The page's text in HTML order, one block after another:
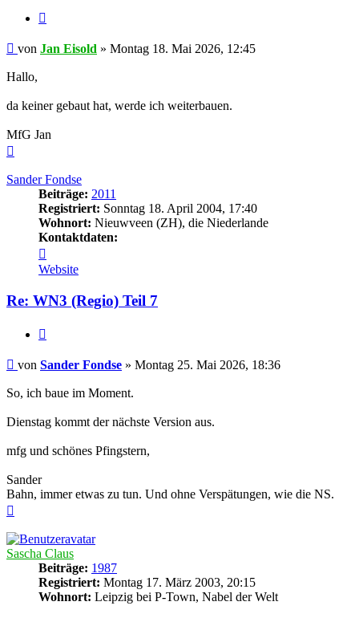
Beitrag
von Jan Eisold » Montag 18. Mai 2026, 12:45
Hallo,
da keiner gebaut hat, werde ich weiterbauen.
MfG Jan
Sander Fondse
Beiträge: 2011
Registriert: Sonntag 18. April 2004, 17:40
Wohnort: Nieuwveen (ZH), die Niederlande
Kontaktdaten:
von
Sander
Fondse
Website
Re: WN3 (Regio) Teil 7
Beitrag
von Sander Fondse » Montag 25. Mai 2026, 18:36
So, ich baue im Moment.
Dienstag kommt der nächste Version aus.
mfg und schönes Pfingstern,
Sander
Bahn, immer etwas zu tun. Und ohne Verspätungen, wie die NS.
Sascha Claus
Beiträge: 1987
Registriert: Montag 17. März 2003, 20:15
Wohnort: Leipzig bei P-Town, Nabel der Welt